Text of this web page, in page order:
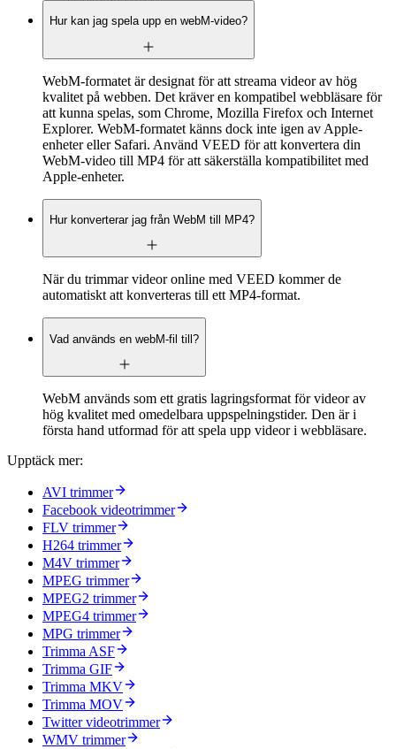
Hur kan jag spela upp en webM-video?
WebM-formatet är designat för att streama videor av hög
kvalitet på webben. Det kräver en kompatibel webbläsare för
att kunna spelas, som Chrome, Mozilla Firefox och Internet
Explorer. WebM-formatet känns dock inte igen av Apple-
enheter eller Safari. Använd VEED för att konvertera din
WebM-video till MP4 för att säkerställa kompatibilitet med
Apple-enheter.
Hur konverterar jag från WebM till MP4?
När du trimmar videor online med VEED kommer de
automatiskt att konverteras till ett MP4-format.
Vad används en webM-fil till?
WebM används som ett gratis lagringsformat för videor av
hög kvalitet med omedelbara uppspelningstider. Den är i
första hand utformad för att spela upp videor i webbläsare.
Upptäck mer:
AVI trimmer
Facebook videotrimmer
FLV trimmer
H264 trimmer
M4V trimmer
MPEG trimmer
MPEG2 trimmer
MPEG4 trimmer
MPG trimmer
Trimma ASF
Trimma GIF
Trimma MKV
Trimma MOV
Twitter videotrimmer
WMV trimmer